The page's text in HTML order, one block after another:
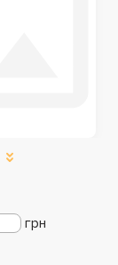
грн